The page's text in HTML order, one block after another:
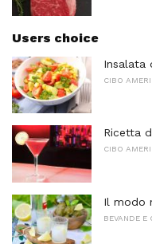
Users choice
Insalata
CIBO
Ricetta
CIBO
Il modo
BEVANDE E